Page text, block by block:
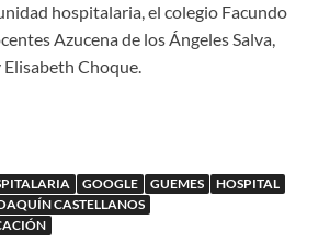
hospitalaria, el colegio Facundo
Azucena de los Ángeles Salva,
Choque.
GOOGLE GUEMES
HOSPITAL
CASTELLANOS